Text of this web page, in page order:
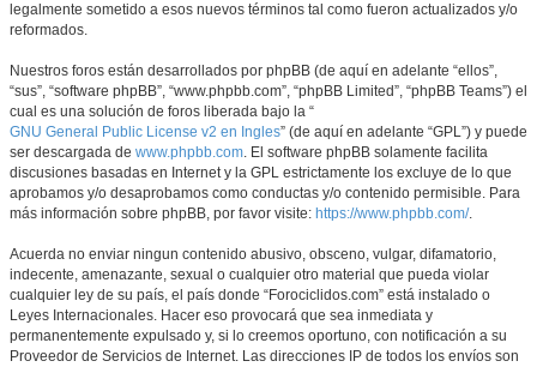
legalmente sometido a esos nuevos términos tal como fueron actualizados y/o
reformados.
Nuestros foros están desarrollados por phpBB (de aquí en adelante “ellos”,
“sus”, “software phpBB”, “www.phpbb.com”, “phpBB Limited”, “phpBB Teams”) el
cual es una solución de foros liberada bajo la “
GNU General Public License v2 en Ingles” (de aquí en adelante “GPL”) y puede
ser descargada de www.phpbb.com. El software phpBB solamente facilita
discusiones basadas en Internet y la GPL estrictamente los excluye de lo que
aprobamos y/o desaprobamos como conductas y/o contenido permisible. Para
más información sobre phpBB, por favor visite: https://www.phpbb.com/.
Acuerda no enviar ningun contenido abusivo, obsceno, vulgar, difamatorio,
indecente, amenazante, sexual o cualquier otro material que pueda violar
cualquier ley de su país, el país donde “Forociclidos.com” está instalado o
Leyes Internacionales. Hacer eso provocará que sea inmediata y
permanentemente expulsado y, si lo creemos oportuno, con notificación a su
Proveedor de Servicios de Internet. Las direcciones IP de todos los envíos son